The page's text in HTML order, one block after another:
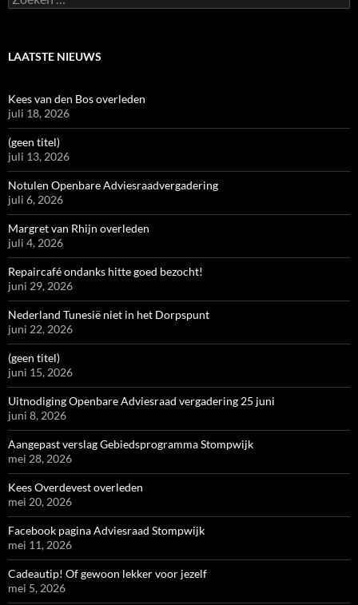
naar:
LAATSTE NIEUWS
Kees van den Bos overleden
juli 18, 2026
(geen titel)
juli 13, 2026
Notulen Openbare Adviesraadvergadering
juli 6, 2026
Margret van Rhijn overleden
juli 4, 2026
Repaircafé ondanks hitte goed bezocht!
juni 29, 2026
Nederland Tunesië niet in het Dorpspunt
juni 22, 2026
(geen titel)
juni 15, 2026
Uitnodiging Openbare Adviesraad vergadering 25 juni
juni 8, 2026
Aangepast verslag Gebiedsprogramma Stompwijk
mei 28, 2026
Kees Overdevest overleden
mei 20, 2026
Facebook pagina Adviesraad Stompwijk
mei 11, 2026
Cadeautip! Of gewoon lekker voor jezelf
mei 5, 2026